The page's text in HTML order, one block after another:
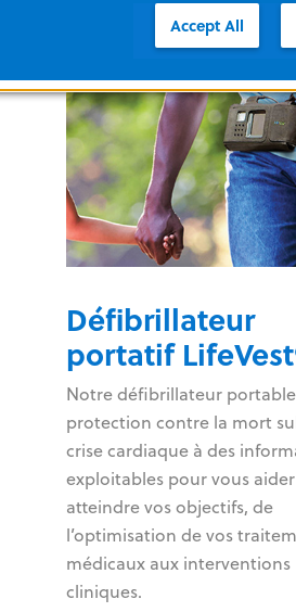
Défibrillateur
portatif
Notre défibrillateur
protection contre la mort
crise cardiaque à des
exploitables pour vous
atteindre vos objectifs, de
l’optimisation de vos
médicaux aux interventions
cliniques.
Accept All